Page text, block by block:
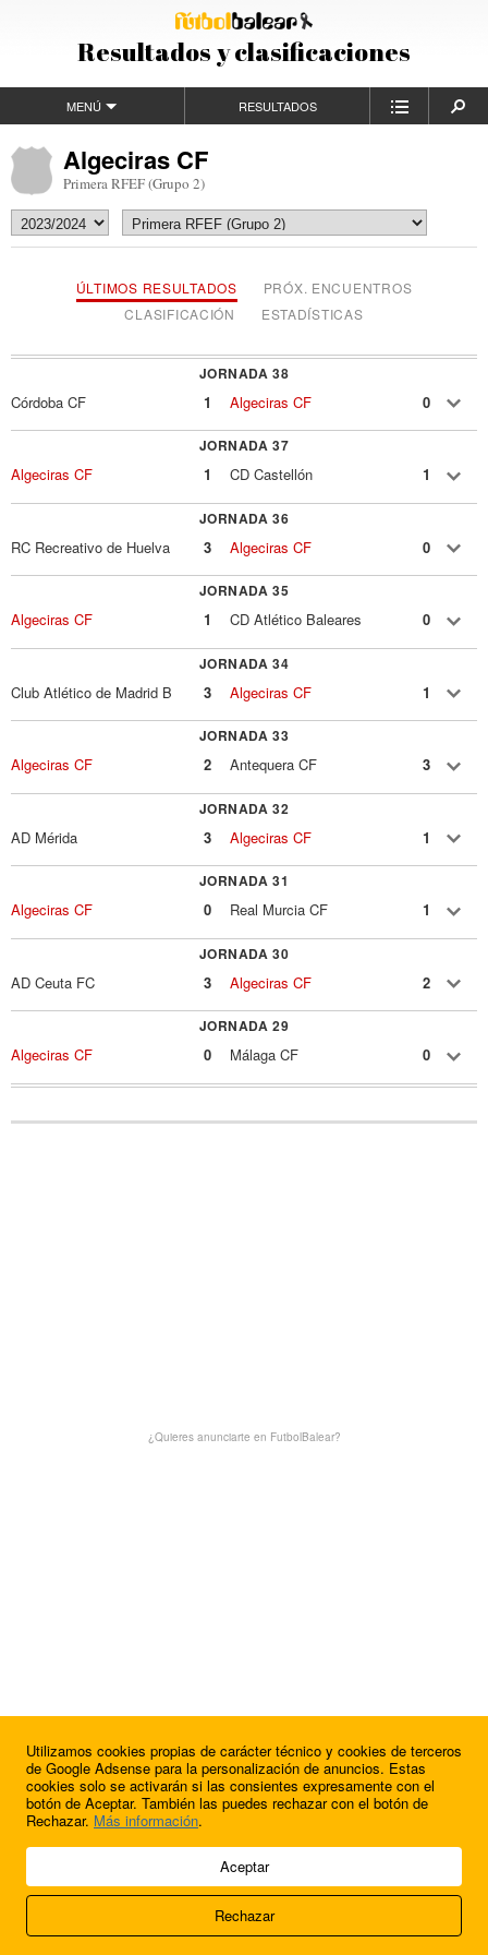
Resultados y clasificaciones
MENÚ RESULTADOS
Algeciras CF
Primera RFEF (Grupo 2)
ÚLTIMOS RESULTADOS
PRÓX. ENCUENTROS
CLASIFICACIÓN
ESTADÍSTICAS
JORNADA 38
Córdoba CF 1 Algeciras CF 0
JORNADA 37
Algeciras CF 1 CD Castellón 1
JORNADA 36
RC Recreativo de Huelva 3 Algeciras CF 0
JORNADA 35
Algeciras CF 1 CD Atlético Baleares 0
JORNADA 34
Club Atlético de Madrid B 3 Algeciras CF 1
JORNADA 33
Algeciras CF 2 Antequera CF 3
JORNADA 32
AD Mérida 3 Algeciras CF 1
JORNADA 31
Algeciras CF 0 Real Murcia CF 1
JORNADA 30
AD Ceuta FC 3 Algeciras CF 2
JORNADA 29
Algeciras CF 0 Málaga CF 0
¿Quieres anunciarte en FutbolBalear?
¿Quieres anunciarte en FutbolBalear?
© 2009 - 2026 Soluciones Corporativas IP, SL.
Acerca de nosotros
FútbolBalear
Utilizamos cookies propias de carácter técnico y cookies de terceros
de Google Adsense para la personalización de anuncios. Estas
cookies solo se activarán si las consientes expresamente con el
botón de Aceptar. También las puedes rechazar con el botón de
Rechazar. Más información.
Aceptar
Rechazar